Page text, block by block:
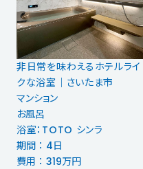
非日常を味わえるホテルライ
クな浴室｜さいたま市
マンション
お風呂
浴室：TOTO シンラ
期間 ： 4日
費用 ： 319万円